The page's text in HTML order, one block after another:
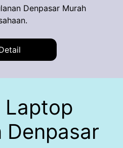
Denpasar Murah
Laptop
Denpasar